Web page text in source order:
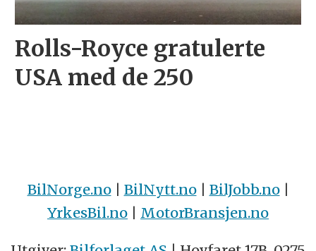
Rolls-Royce gratulerte
USA med de 250
BilNorge.no| BilNytt.no| BilJobb.no|
YrkesBil.no | MotorBransjen.no